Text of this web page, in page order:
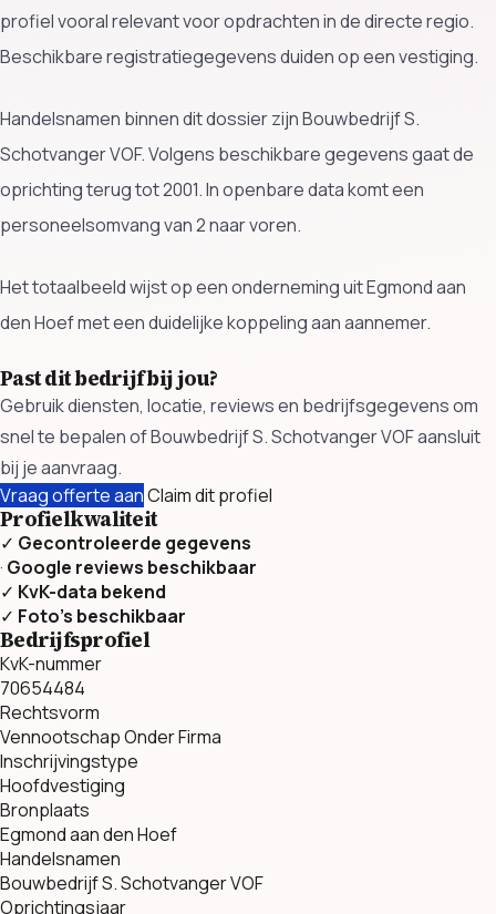
profiel vooral relevant voor opdrachten in de directe regio.
Beschikbare registratiegegevens duiden op een vestiging.
Handelsnamen binnen dit dossier zijn Bouwbedrijf S.
Schotvanger VOF. Volgens beschikbare gegevens gaat de
oprichting terug tot 2001. In openbare data komt een
personeelsomvang van 2 naar voren.
Het totaalbeeld wijst op een onderneming uit Egmond aan
den Hoef met een duidelijke koppeling aan aannemer.
Past dit bedrijf bij jou?
Gebruik diensten, locatie, reviews en bedrijfsgegevens om
snel te bepalen of Bouwbedrijf S. Schotvanger VOF aansluit
bij je aanvraag.
Vraag offerte aanClaim dit profiel
Profielkwaliteit
✓ Gecontroleerde gegevens
· Google reviews beschikbaar
✓ KvK-data bekend
✓ Foto’s beschikbaar
Bedrijfsprofiel
KvK-nummer
70654484
Rechtsvorm
Vennootschap Onder Firma
Inschrijvingstype
Hoofdvestiging
Bronplaats
Egmond aan den Hoef
Handelsnamen
Bouwbedrijf S. Schotvanger VOF
Oprichtingsjaar